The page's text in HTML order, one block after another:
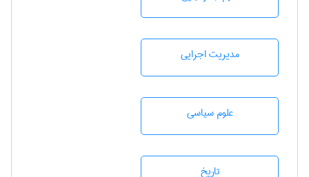
مديريت اجرايی
علوم سياسی
تاريخ